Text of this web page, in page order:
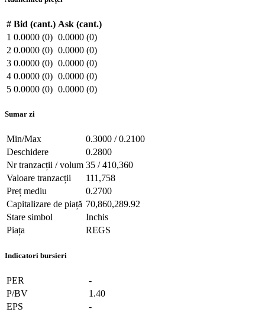
# Bid (cant.) Ask (cant.)
1 0.0000 (0) 0.0000 (0)
2 0.0000 (0) 0.0000 (0)
3 0.0000 (0) 0.0000 (0)
4 0.0000 (0) 0.0000 (0)
5 0.0000 (0) 0.0000 (0)
Sumar zi
Min/Max
0.3000 / 0.2100
Deschidere
0.2800
Nr tranzacții / volum 35 / 410,360
Valoare tranzacții
111,758
Preț mediu
0.2700
Capitalizare de piață 70,860,289.92
Stare simbol
Inchis
Piața
REGS
Indicatori bursieri
PER
-
P/BV
1.40
EPS
-